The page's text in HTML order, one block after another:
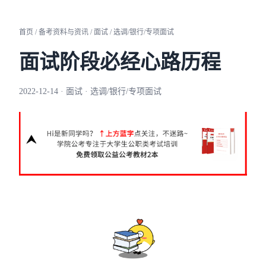
首页 / 备考资料与资讯 / 面试 / 选调/银行/专项面试
面试阶段必经心路历程
2022-12-14 · 面试 · 选调/银行/专项面试